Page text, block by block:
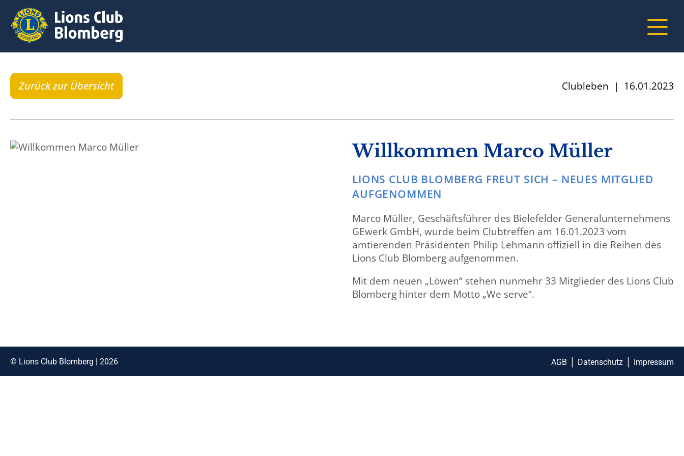
Zurück zur Übersicht Clubleben | 16.01.2023
Willkommen Marco Müller
LIONS CLUB BLOMBERG FREUT SICH – NEUES MITGLIED
AUFGENOMMEN
Marco Müller, Geschäftsführer des Bielefelder Generalunternehmens
GEwerk GmbH, wurde beim Clubtreffen am 16.01.2023 vom
amtierenden Präsidenten Philip Lehmann offiziell in die Reihen des
Lions Club Blomberg aufgenommen.
Mit dem neuen „Löwen“ stehen nunmehr 33 Mitglieder des Lions Club
Blomberg hinter dem Motto „We serve“.
© Lions Club Blomberg | 2026 AGB Datenschutz Impressum